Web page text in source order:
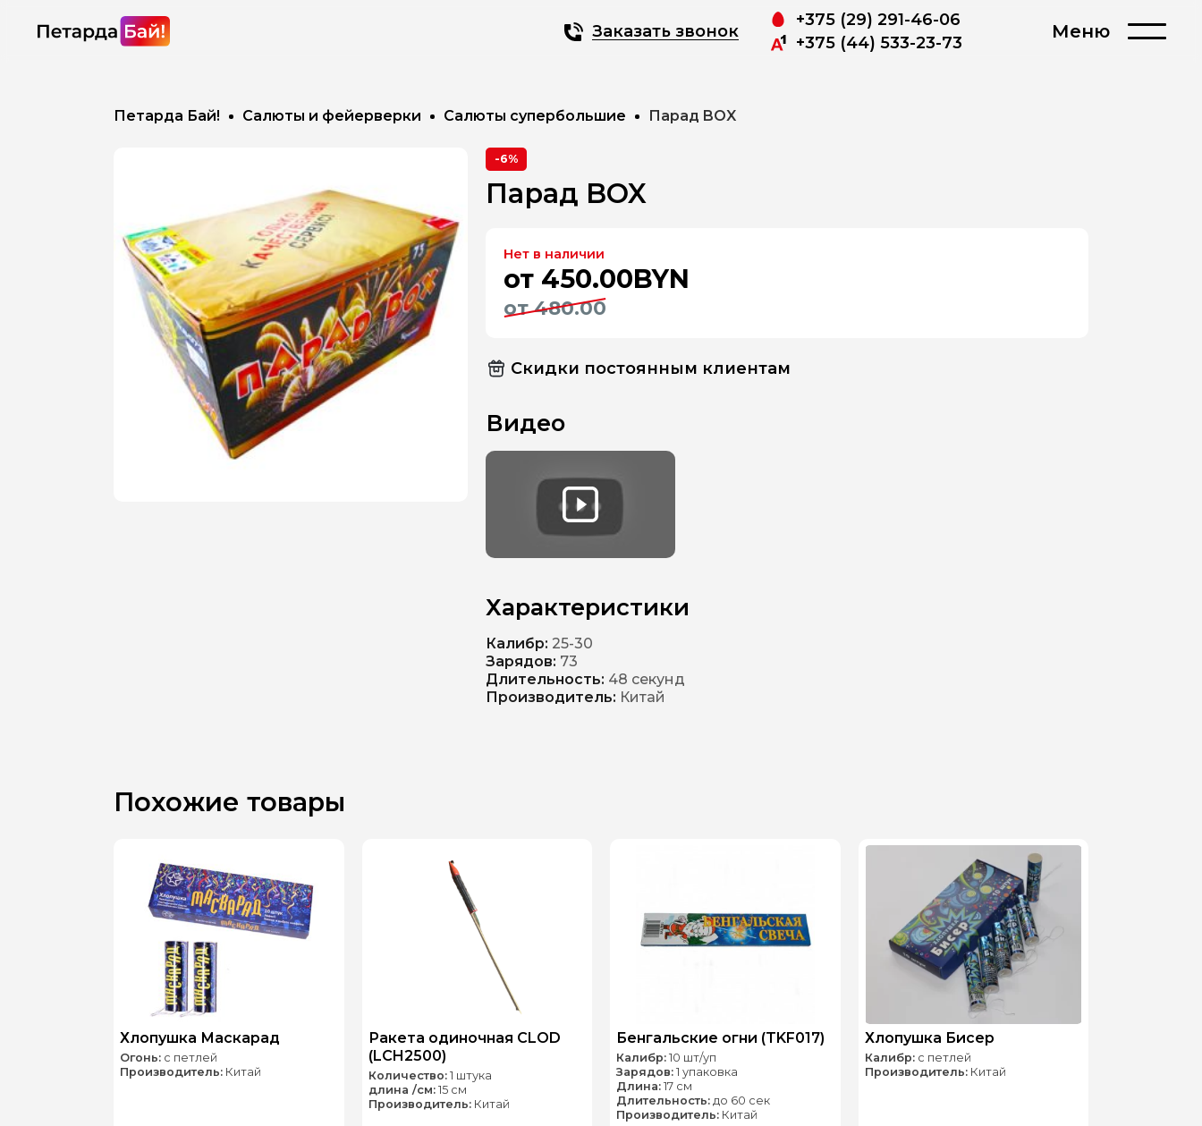
Заказать звонок
+375 (29) 291-46-06
+375 (44) 533-23-73
Меню
Петарда Бай! Салюты и фейерверки Салюты супербольшие Парад BOX
-6%
Парад BOX
Нет в наличии
от 450.00BYN
от 480.00
Скидки постоянным клиентам
Видео
Характеристики
Калибр: 25-30
Зарядов: 73
Длительность: 48 секунд
Производитель: Китай
Похожие товары
Хлопушка Маскарад
Огонь: с петлей
Производитель: Китай
Ракета одиночная CLOD
(LCH2500)
Количество:1 штука
длина /см:15 см
Производитель: Китай
Бенгальские огни (TKF017)
Калибр: 10 шт/уп
Зарядов: 1 упаковка
Длина: 17 см
Длительность: до 60 сек
Производитель: Китай
Хлопушка Бисер
Калибр:с петлей
Производитель: Китай